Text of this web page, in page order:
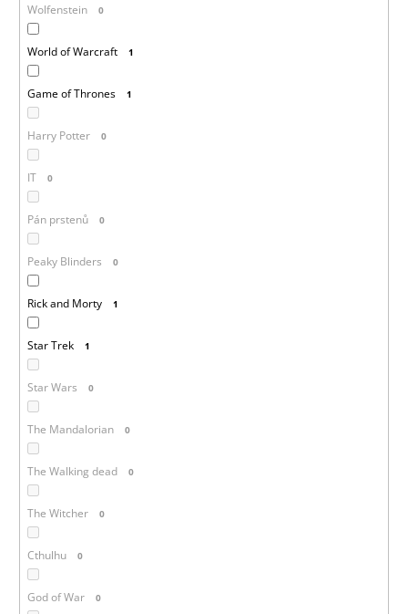
Wolfenstein 0
World of Warcraft 1
Game of Thrones 1
Harry Potter 0
IT 0
Pán prstenů 0
Peaky Blinders 0
Rick and Morty 1
Star Trek 1
Star Wars 0
The Mandalorian 0
The Walking dead 0
The Witcher 0
Cthulhu 0
God of War 0